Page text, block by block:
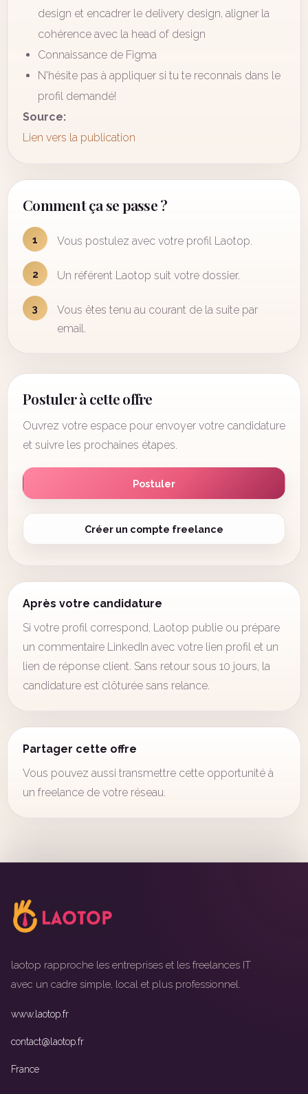
design et encadrer le delivery design, aligner la
cohérence avec la head of design
Connaissance de Figma
N'hésite pas à appliquer si tu te reconnais dans le
profil demandé!
Source:
Lien vers la publication
Comment ça se passe ?
1 Vous postulez avec votre profil Laotop.
2 Un référent Laotop suit votre dossier.
3
Vous êtes tenu au courant de la suite par
email.
Postuler à cette offre
Ouvrez votre espace pour envoyer votre candidature
et suivre les prochaines étapes.
Postuler
Créer un compte freelance
Après votre candidature
Si votre profil correspond, Laotop publie ou prépare
un commentaire LinkedIn avec votre lien profil et un
lien de réponse client. Sans retour sous 10 jours, la
candidature est clôturée sans relance.
Partager cette offre
Vous pouvez aussi transmettre cette opportunité à
un freelance de votre réseau.
laotop rapproche les entreprises et les freelances IT
avec un cadre simple, local et plus professionnel.
www.laotop.fr
contact@laotop.fr
France